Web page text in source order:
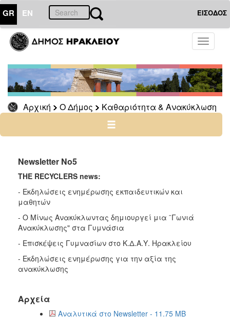
GR EN ΕΙΣΟΔΟΣ
Toggle
Αρχική Ο Δήμος Καθαριότητα & Ανακύκλωση
ΔΗΜΟΣ
Καθαριότητα
Ανακύκλωση
Βιοαπόβλητα
ΤΟΠΟΣ
ΠΟΛΙΤΙΣΜΟΣ
ΑΝΘΕΚΤΙΚΗ
Newsletter Νο5
THE RECYCLERS news:
- Εκδηλώσεις ενημέρωσης εκπαιδευτικών και
μαθητών
- Ο Μίνως Ανακύκλωντας δημιουργεί μια ¨Γωνιά
Ανακύκλωσης" στα Γυμνάσια
- Επισκέψεις Γυμνασίων στο Κ.Δ.Α.Υ. Ηρακλείου
- Εκδηλώσεις ενημέρωσης για την αξία της
ανακύκλωσης
Αρχεία
Αναλυτικά στο Newsletter - 11.75 MB